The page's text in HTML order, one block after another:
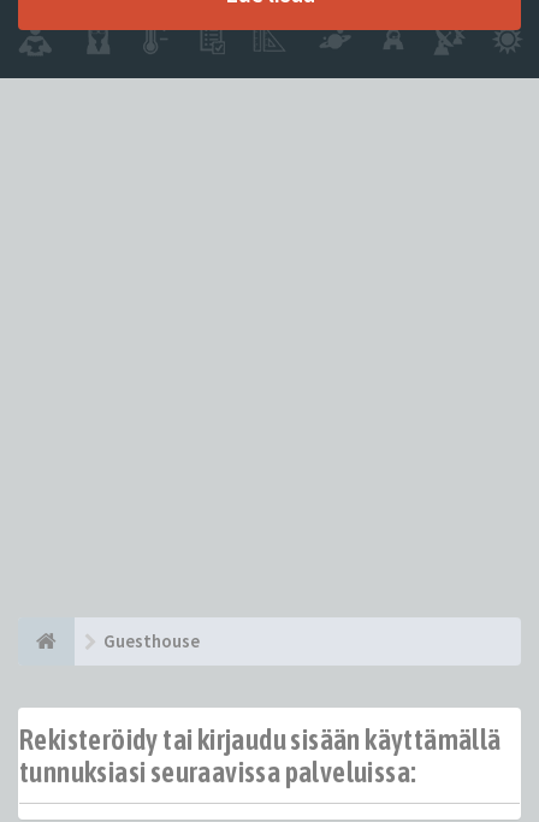
Guesthouse
Rekisteröidy tai kirjaudu sisään käyttämällä
tunnuksiasi seuraavissa palveluissa: